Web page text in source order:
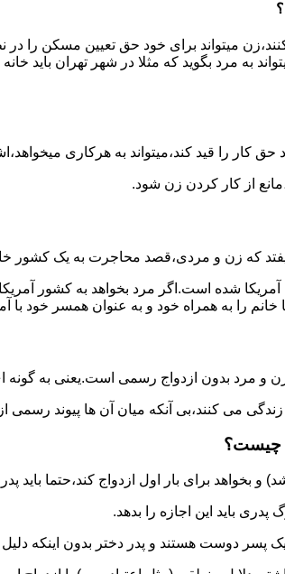
میتواند برای خود حق تعیین مسکن را در
به مرد بگوید که مثلا در شهر تهران باید
کار را قید کند،میتواند به هرکاری
از کار کردن زن شود.
که زن و مردی،قصد محاجرت به یک کشور
آمریکا شده است.اگر مرد بخواهد به کشور
خانم را به همراه خود و به عنوان همسر خود
و مرد بدون ازدواج رسمی است.یعنی به
زندگی می کنند،بی آنکه میان آن ها پیوند
چیست؟
و بخواهد برای بار اول ازدواج کند،حتما باید
باید این اجازه را بدهد.
پسر دوست هستند و پدر دختر بدون اینکه